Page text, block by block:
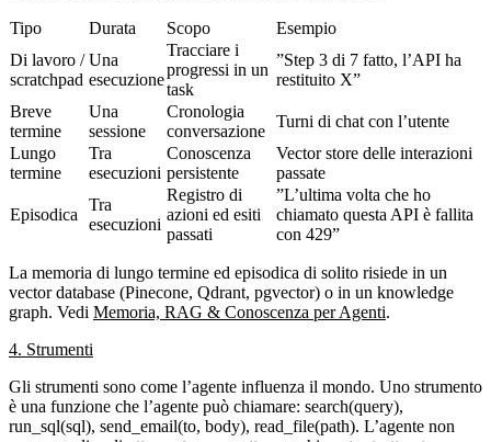
Tipo Durata Scopo
Esempio
Di lavoro /
scratchpad
Una
esecuzione
Tracciare i
progressi in un
task
”Step 3 di 7 fatto, l’API ha
restituito X”
Breve
termine
Una
sessione
Cronologia
conversazione
Turni di chat con l’utente
Lungo
termine
Tra
esecuzioni
Conoscenza
persistente
Vector store delle interazioni
passate
Episodica
Tra
esecuzioni
Registro di
azioni ed esiti
passati
”L’ultima volta che ho
chiamato questa API è fallita
con 429”
La memoria di lungo termine ed episodica di solito risiede in un
vector database (Pinecone, Qdrant, pgvector) o in un knowledge
graph. Vedi Memoria, RAG & Conoscenza per Agenti.
4. Strumenti
Gli strumenti sono come l’agente influenza il mondo. Uno strumento
è una funzione che l’agente può chiamare: search(query),
run_sql(sql), send_email(to, body), read_file(path). L’agente non